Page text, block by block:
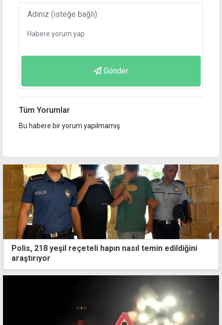
Gönder
Tüm Yorumlar
Bu habere bir yorum yapılmamış.
Polis, 218 yeşil reçeteli hapın nasıl temin edildiğini
araştırıyor